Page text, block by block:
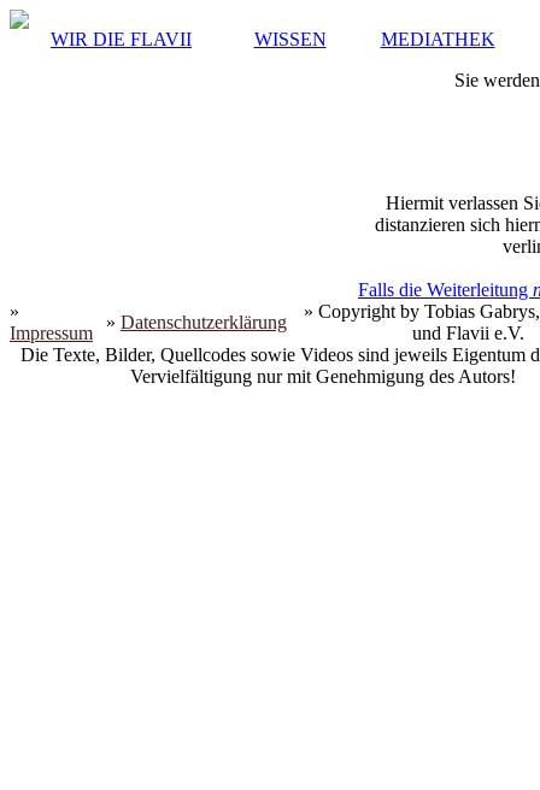
WIR DIE FLAVII WISSEN
MEDIATHEK
Sie
Hiermit verlassen
distanzieren sich
Falls die Weiterleitung
»
Impressum
» Datenschutzerklärung
» Copyright by Tobias
und Flavii e.V.
Die Texte, Bilder, Quellcodes sowie Videos sind jeweils Eigentum
Vervielfältigung nur mit Genehmigung des Autors!